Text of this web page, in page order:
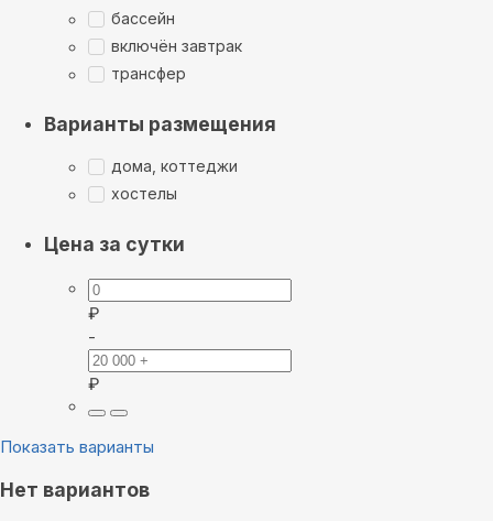
бассейн
включён завтрак
трансфер
Варианты размещения
дома, коттеджи
хостелы
Цена за сутки
₽
-
₽
Показать варианты
Нет вариантов